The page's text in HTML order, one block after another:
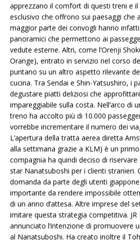
apprezzano il comfort di questi treni e
esclusivo che offrono sui paesaggi che
maggior parte dei convogli hanno
panoramici che permettono ai
vedute esterne. Altri, come l’Orenji
Orange), entrato in servizio nel corso
puntano su un altro aspetto rilevante
cucina. Tra Sendai e Shin-Yatsushiro, i
degustare piatti deliziosi che
impareggiabile sulla costa. Nell’arco di
treno ha accolto più di 10.000
vorrebbe incrementare il numero dei
L’apertura della tratta aerea diretta
alla settimana grazie a KLM) è un
compagnia ha quindi deciso di
star Nanatsuboshi per i clienti stranieri.
domanda da parte degli utenti
importante da rendere impossibile
di un anno d’attesa. Altre imprese del
imitare questa strategia competitiva.
annunciato l’intenzione di promuovere
al Nanatsuboshi. Ha creato inoltre il